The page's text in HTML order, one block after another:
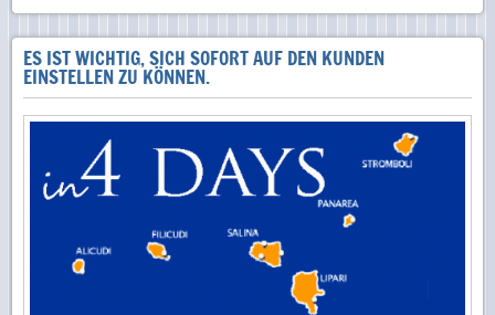
ES IST WICHTIG, SICH SOFORT AUF DEN KUNDEN
EINSTELLEN ZU KÖNNEN.